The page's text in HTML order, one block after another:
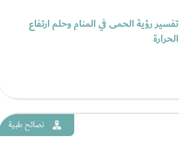
تفسير رؤية الحمى في المنام وحلم ارتفاع
الحرارة
نصائح طبية